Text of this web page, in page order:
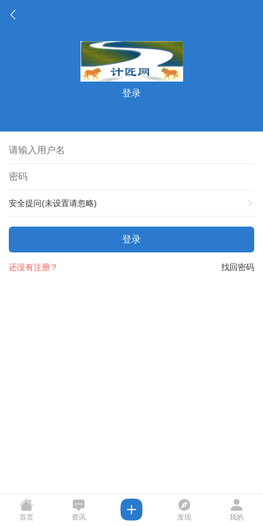
登录
安全提问(未设置请忽略)
登录
找回密码
还没有注册？
首页 资讯 发现 我的